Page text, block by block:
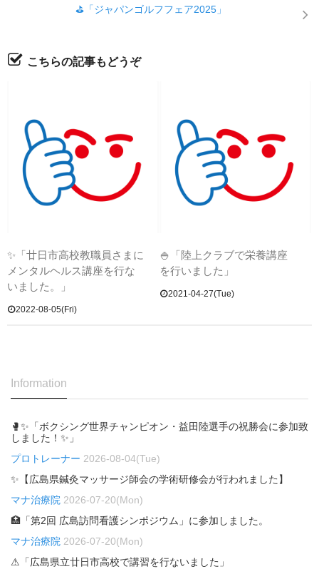
⛳「ジャパンゴルフフェア2025」
こちらの記事もどうぞ
✨「廿日市高校教職員さまに
メンタルヘルス講座を行な
いました。」
2022-08-05(Fri)
🍚「陸上クラブで栄養講座
を行いました」
2021-04-27(Tue)
Information
🥊✨「ボクシング世界チャンピオン・益田陸選手の祝勝会に参加致
しました！✨」
プロトレーナー 2026-08-04(Tue)
✨【広島県鍼灸マッサージ師会の学術研修会が行われました】
マナ治療院 2026-07-20(Mon)
🏥「第2回 広島訪問看護シンポジウム」に参加しました。
マナ治療院 2026-07-20(Mon)
⚠「広島県立廿日市高校で講習を行ないました」